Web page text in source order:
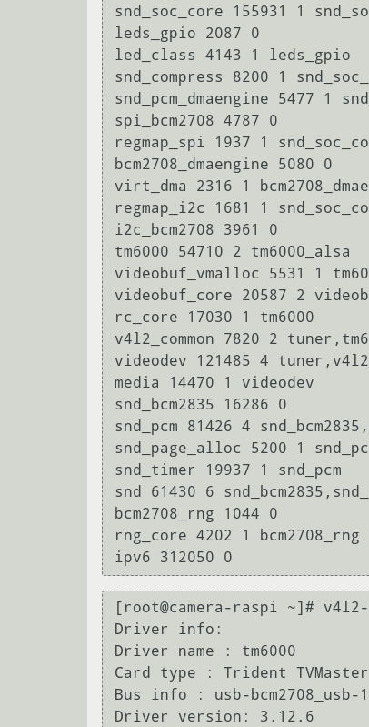
snd_soc_core 155931 1
leds_gpio 2087 0
led_class 4143 1 leds_gpio
snd_compress 8200 1
snd_pcm_dmaengine 5477 1
spi_bcm2708 4787 0
regmap_spi 1937 1
bcm2708_dmaengine 5080 0
virt_dma 2316 1
regmap_i2c 1681 1
i2c_bcm2708 3961 0
tm6000 54710 2 tm6000_alsa
videobuf_vmalloc 5531 1
videobuf_core 20587 2
rc_core 17030 1 tm6000
v4l2_common 7820 2
videodev 121485 4
media 14470 1 videodev
snd_bcm2835 16286 0
snd_pcm 81426 4
snd_page_alloc 5200 1
snd_timer 19937 1 snd_pcm
snd 61430 6
bcm2708_rng 1044 0
rng_core 4202 1 bcm2708_rng
[root@camera-raspi ~]#
Driver info:
Driver name : tm6000
Card type : Trident TVMaster
Bus info : usb-bcm2708_usb-
Driver version: 3.12.6